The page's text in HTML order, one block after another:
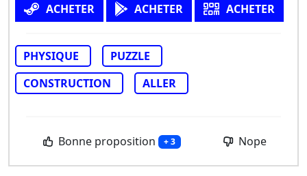
ACHETER ACHETER ACHETER
PHYSIQUE
PUZZLE
CONSTRUCTION
ALLER
Bonne proposition + 3 Nope